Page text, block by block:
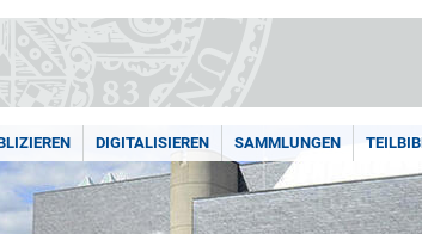
DIGITALISIEREN SAMMLUNGEN